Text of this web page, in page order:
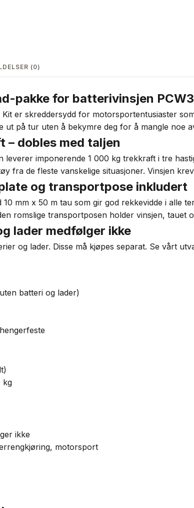
(0)
pakke for batterivinsjen
er skreddersydd for motorsportentusiaster
ut på tur uten å bekymre deg for å mangle noe
– dobles med taljen
leverer imponerende 1 000 kg trekkraft i tre
fra de fleste vanskelige situasjoner. Vinsjen
og transportpose inkludert
10 mm x 50 m tau som gir god rekkevidde i alle
romslige transportposen holder vinsjen, tauet
lader medfølger ikke
og lader. Disse må kjøpes separat. Se vårt
batteri og lader)
kg
ikke
motorsport